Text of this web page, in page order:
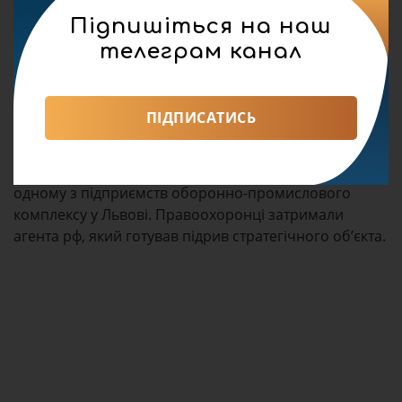
потерпілих та всіх обставин злочину і причетних до
злочинної схеми осіб.
підприємстві Львова
спробі російських спецслужб здійснити диверсію на
одному з підприємств оборонно-промислового
комплексу у Львові. Правоохоронці затримали
агента рф, який готував підрив стратегічного об’єкта.
Підпишіться на наш
телеграм канал
ПІДПИСАТИСЬ